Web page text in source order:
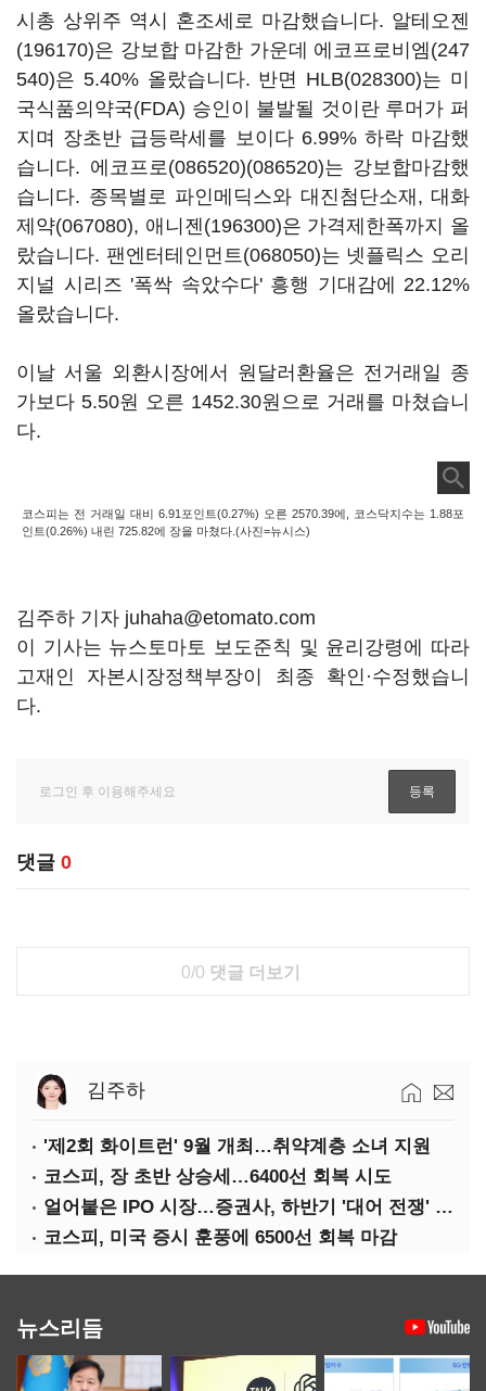
시총 상위주 역시 혼조세로 마감했습니다. 알테오젠
(196170)은 강보합 마감한 가운데 에코프로비엠(247
540)은 5.40% 올랐습니다. 반면 HLB(028300)는 미
국식품의약국(FDA) 승인이 불발될 것이란 루머가 퍼
지며 장초반 급등락세를 보이다 6.99% 하락 마감했
습니다. 에코프로(086520)(086520)는 강보합마감했
습니다. 종목별로 파인메딕스와 대진첨단소재, 대화
제약(067080), 애니젠(196300)은 가격제한폭까지 올
랐습니다. 팬엔터테인먼트(068050)는 넷플릭스 오리
지널 시리즈 '폭싹 속았수다' 흥행 기대감에 22.12%
올랐습니다.
이날 서울 외환시장에서 원달러환율은 전거래일 종
가보다 5.50원 오른 1452.30원으로 거래를 마쳤습니
다.
코스피는 전 거래일 대비 6.91포인트(0.27%) 오른 2570.39에, 코스닥지수는 1.88포
인트(0.26%) 내린 725.82에 장을 마쳤다.(사진=뉴시스)
김주하 기자 juhaha@etomato.com
이 기사는 뉴스토마토 보도준칙 및 윤리강령에 따라
고재인 자본시장정책부장이 최종 확인·수정했습니
다.
댓글 0
0/0 댓글 더보기
김주하
'제2회 화이트런' 9월 개최…취약계층 소녀 지원
코스피, 장 초반 상승세…6400선 회복 시도
얼어붙은 IPO 시장…증권사, 하반기 '대어 전쟁' 기대
코스피, 미국 증시 훈풍에 6500선 회복 마감
뉴스리듬